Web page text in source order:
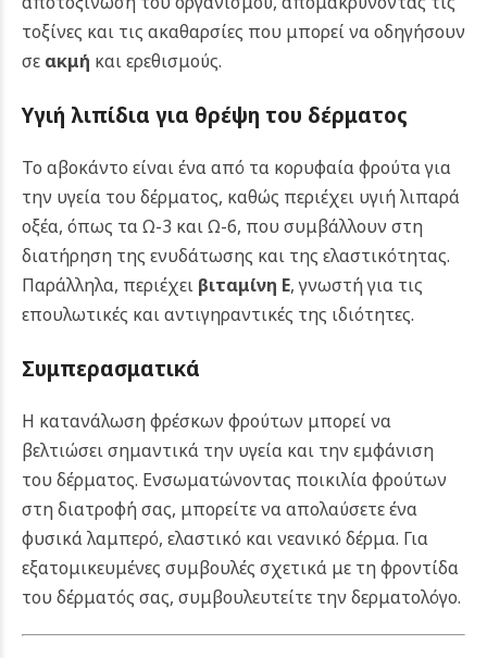
τοξίνες και τις ακαθαρσίες που μπορεί να οδηγήσουν
σε ακμή και ερεθισμούς.
Υγιή λιπίδια για θρέψη του δέρματος
Το αβοκάντο είναι ένα από τα κορυφαία φρούτα για
την υγεία του δέρματος, καθώς περιέχει υγιή λιπαρά
οξέα, όπως τα Ω-3 και Ω-6, που συμβάλλουν στη
διατήρηση της ενυδάτωσης και της ελαστικότητας.
Παράλληλα, περιέχει βιταμίνη Ε, γνωστή για τις
επουλωτικές και αντιγηραντικές της ιδιότητες.
Συμπερασματικά
Η κατανάλωση φρέσκων φρούτων μπορεί να
βελτιώσει σημαντικά την υγεία και την εμφάνιση
του δέρματος. Ενσωματώνοντας ποικιλία φρούτων
στη διατροφή σας, μπορείτε να απολαύσετε ένα
φυσικά λαμπερό, ελαστικό και νεανικό δέρμα. Για
εξατομικευμένες συμβουλές σχετικά με τη φροντίδα
του δέρματός σας, συμβουλευτείτε την δερματολόγο.